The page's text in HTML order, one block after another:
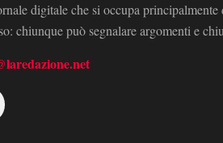
digitale che si occupa
chiunque può segnalare argomenti e